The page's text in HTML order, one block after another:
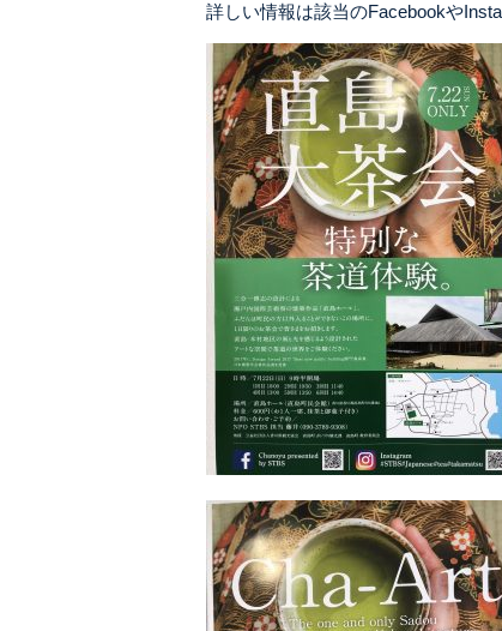
詳しい情報は該当のFacebookや